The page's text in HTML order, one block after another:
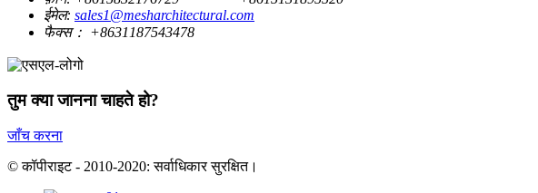
ईमेल: sales1@mesharchitectural.com
फैक्स： +8631187543478
तुम क्या जानना चाहते हो?
जाँच करना
© कॉपीराइट - 2010-2020: सर्वाधिकार सुरक्षित।